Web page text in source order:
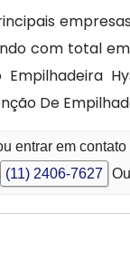
empresas
com total
Empilhadeira
De
entrar em
(11) 2406-7627